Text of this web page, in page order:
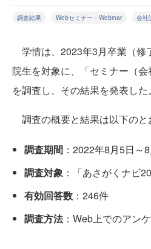
調査結果 Webセミナー・Webinar 会社
学情は、2023年3月卒業（修
院生を対象に、「セミナー（会
を調査し、その結果を発表した。
調査の概要と結果は以下のと
調査期間 ：2022年8月5日～
調査対象 ：「あさがくナビ
有効回答数 ：246件
調査方法：Web上でのアン